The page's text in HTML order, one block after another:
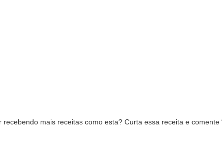
recebendo mais receitas como esta? Curta essa receita e comente